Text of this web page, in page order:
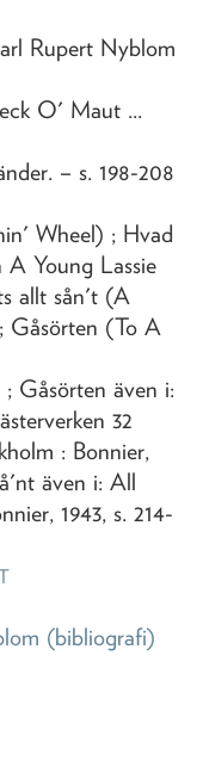
Rupert Nyblom
O' Maut ...
. – s. 198-208
Wheel) ; Hvad
Young Lassie
allt sån't (A
(To A
Gåsörten även i:
32
: Bonnier,
även i: All
1943, s. 214-
(bibliografi)